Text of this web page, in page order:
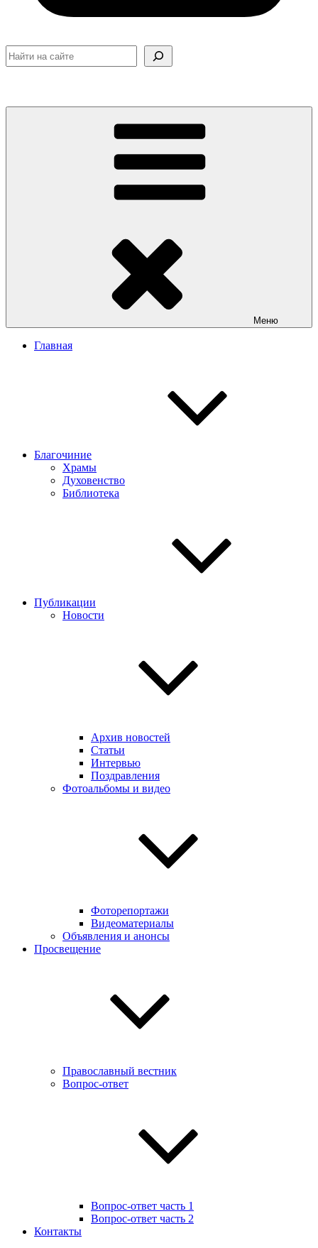
Поиск
Меню
Главная
Благочиние
Храмы
Духовенство
Библиотека
Публикации
Новости
Архив новостей
Статьи
Интервью
Поздравления
Фотоальбомы и видео
Фоторепортажи
Видеоматериалы
Объявления и анонсы
Просвещение
Православный вестник
Вопрос-ответ
Вопрос-ответ часть 1
Вопрос-ответ часть 2
Контакты